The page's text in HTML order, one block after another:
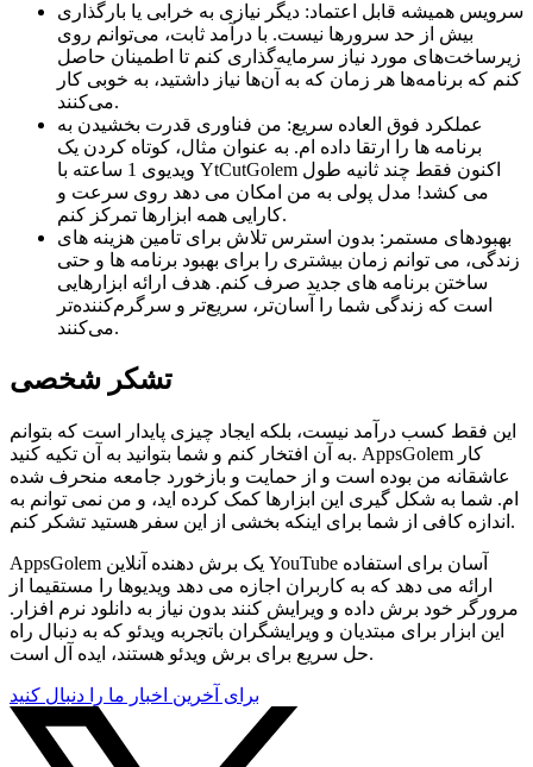
سرویس همیشه قابل اعتماد: دیگر نیازی به خرابی یا بارگذاری
بیش از حد سرورها نیست. با درآمد ثابت، می‌توانم روی
زیرساخت‌های مورد نیاز سرمایه‌گذاری کنم تا اطمینان حاصل
کنم که برنامه‌ها هر زمان که به آن‌ها نیاز داشتید، به خوبی کار
می‌کنند.
عملکرد فوق العاده سریع: من فناوری قدرت بخشیدن به
برنامه ها را ارتقا داده ام. به عنوان مثال، کوتاه کردن یک
ویدیوی 1 ساعته با YtCutGolem اکنون فقط چند ثانیه طول
می کشد! مدل پولی به من امکان می دهد روی سرعت و
کارایی همه ابزارها تمرکز کنم.
بهبودهای مستمر: بدون استرس تلاش برای تامین هزینه های
زندگی، می توانم زمان بیشتری را برای بهبود برنامه ها و حتی
ساختن برنامه های جدید صرف کنم. هدف ارائه ابزارهایی
است که زندگی شما را آسان‌تر، سریع‌تر و سرگرم‌کننده‌تر
می‌کنند.
تشکر شخصی
این فقط کسب درآمد نیست، بلکه ایجاد چیزی پایدار است که بتوانم
به آن افتخار کنم و شما بتوانید به آن تکیه کنید. AppsGolem کار
عاشقانه من بوده است و از حمایت و بازخورد جامعه منحرف شده
ام. شما به شکل گیری این ابزارها کمک کرده اید، و من نمی توانم به
اندازه کافی از شما برای اینکه بخشی از این سفر هستید تشکر کنم.
AppsGolem یک برش دهنده آنلاین YouTube آسان برای استفاده
ارائه می دهد که به کاربران اجازه می دهد ویدیوها را مستقیما از
مرورگر خود برش داده و ویرایش کنند بدون نیاز به دانلود نرم افزار.
این ابزار برای مبتدیان و ویرایشگران باتجربه ویدئو که به دنبال راه
حل سریع برای برش ویدئو هستند، ایده آل است.
برای آخرین اخبار ما را دنبال کنید